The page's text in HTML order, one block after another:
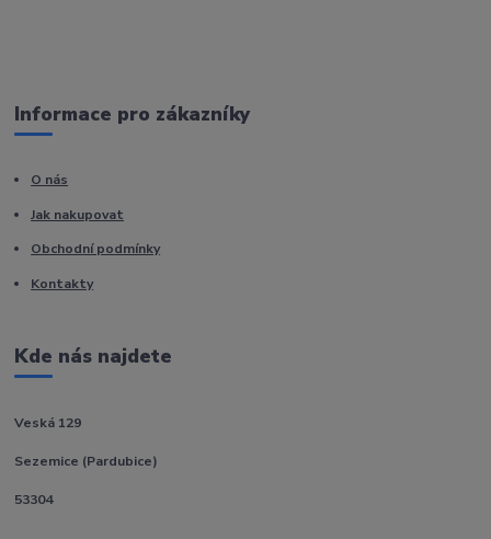
Informace pro zákazníky
O nás
Jak nakupovat
Obchodní podmínky
Kontakty
Kde nás najdete
Veská 129
Sezemice (Pardubice)
53304